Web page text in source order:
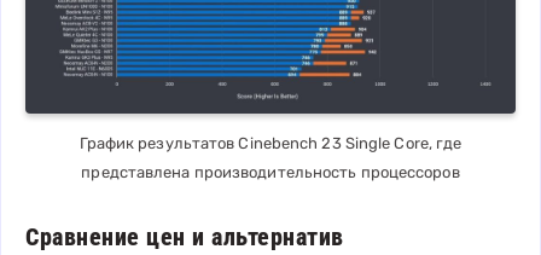
График результатов Cinebench 23 Single Core, где
представлена производительность процессоров
Сравнение цен и альтернатив